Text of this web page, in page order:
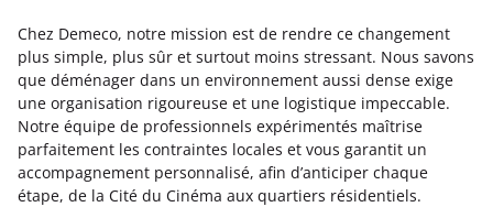
Chez Demeco, notre mission est de rendre ce changement
plus simple, plus sûr et surtout moins stressant. Nous savons
que déménager dans un environnement aussi dense exige
une organisation rigoureuse et une logistique impeccable.
Notre équipe de professionnels expérimentés maîtrise
parfaitement les contraintes locales et vous garantit un
accompagnement personnalisé, afin d’anticiper chaque
étape, de la Cité du Cinéma aux quartiers résidentiels.